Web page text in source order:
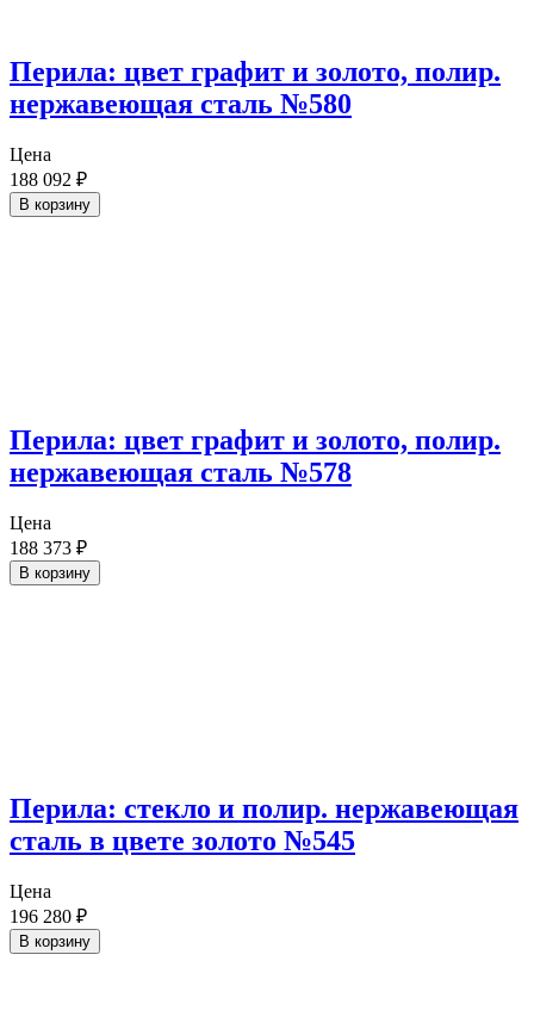
Перила: цвет графит и золото, полир.
нержавеющая сталь №580
Цена
188 092 ₽
В корзину
Перила: цвет графит и золото, полир.
нержавеющая сталь №578
Цена
188 373 ₽
В корзину
Перила: стекло и полир. нержавеющая
сталь в цвете золото №545
Цена
196 280 ₽
В корзину